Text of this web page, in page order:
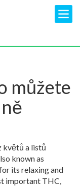
můžete
květů a listů
known as
its relaxing and
important THC,